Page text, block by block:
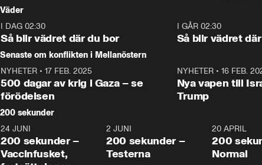
tonårsutvisningarna och hur
Moderaterna ska locka
väljare till valet i höst.
Väder
I DAG 02:30
Så blir vädret där du bor
I GÅR 02:30
Så blir vädret
Senaste om konflikten i Mellanöstern
NYHETER • 17 FEB. 2025
500 dagar av krig i Gaza – se
förödelsen
NYHETER• 16 FEB.
Nya vapen till
Trump
200 sekunder
5:00
24 JUNI
200 sekunder –
Vaccinfusket,
4:23
2 JUNI
200 sekunder –
Testerna
20 APRIL
200
Normal